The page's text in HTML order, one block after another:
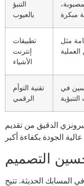
التنبؤ
بالعيوب
تطبيقات
إنترنت
الأشياء
مثل
تقنية التوأم
الرقمي
في
الدقيق من تقديم
التصميم
المسابك الحديثة. تتيح